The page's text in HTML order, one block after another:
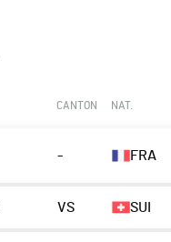
CANTON NAT.
- FRA
VS SUI